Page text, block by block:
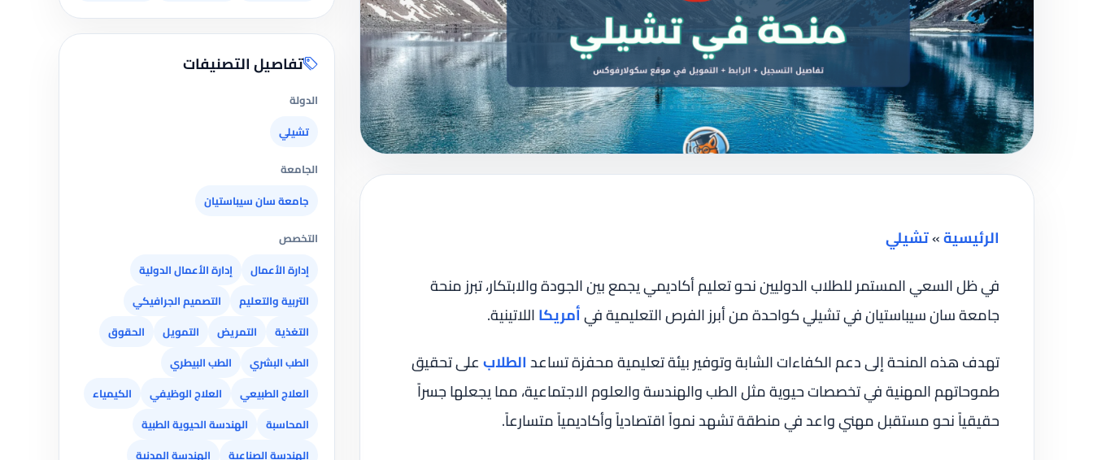
الرئيسية»تشيلي
في ظل السعي المستمر للطلاب الدوليين نحو تعليم أكاديمي يجمع بين الجودة والابتكار، تبرز منحة
جامعة سان سيباستيان في تشيلي كواحدة من أبرز الفرص التعليمية فيأمريكااللاتينية.
تهدف هذه المنحة إلى دعم الكفاءات الشابة وتوفير بيئة تعليمية محفزة تساعدالطلابعلى تحقيق
طموحاتهم المهنية في تخصصات حيوية مثل الطب والهندسة والعلوم الاجتماعية، مما يجعلها جسراً
حقيقياً نحو مستقبل مهني واعد في منطقة تشهد نمواً اقتصادياً وأكاديمياً متسارعاً.
تفاصيل التصنيفات
الدولة
تشيلي
الجامعة
جامعة سان سيباستيان
التخصص
إدارة الأعمال
إدارة الأعمال الدولية
التربية والتعليم
التصميم الجرافيكي
التغذية
التمريض التمويل
الحقوق
الطب البشري
الطب البيطري
العلاج الطبيعي
العلاج الوظيفي
الكيمياء
المحاسبة
الهندسة الحيوية الطبية
الهندسة الصناعية
الهندسة المدنية